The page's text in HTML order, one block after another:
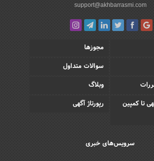
support@akhbarrasmi.com
مجوزها
سوالات متداول
وبلاگ
تا کمپین
رپورتاژ آگهی
سرویس‌های خبری